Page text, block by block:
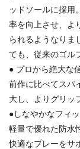
ッドソールに採用
率を向上させ、よ
られるようなりま
ても、従来のゴル
● プロから絶大な
前作に比べてスパ
大し、よりグリッ
●しなやかなフィ
軽量で優れた防水
快適なプレーをサ